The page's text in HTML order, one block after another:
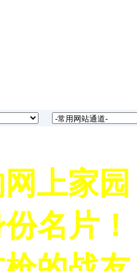
家园！
片！！